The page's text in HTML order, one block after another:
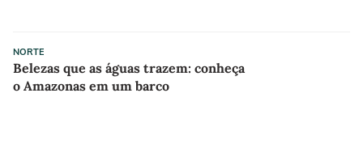
NORTE
Belezas que as águas trazem: conheça
o Amazonas em um barco